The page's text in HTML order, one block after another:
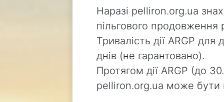
Наразі pelliron.org.ua
пільгового продовження
Тривалість дії ARGP
днів (не гарантовано).
Протягом дії ARGP (до
pelliron.org.ua може бути